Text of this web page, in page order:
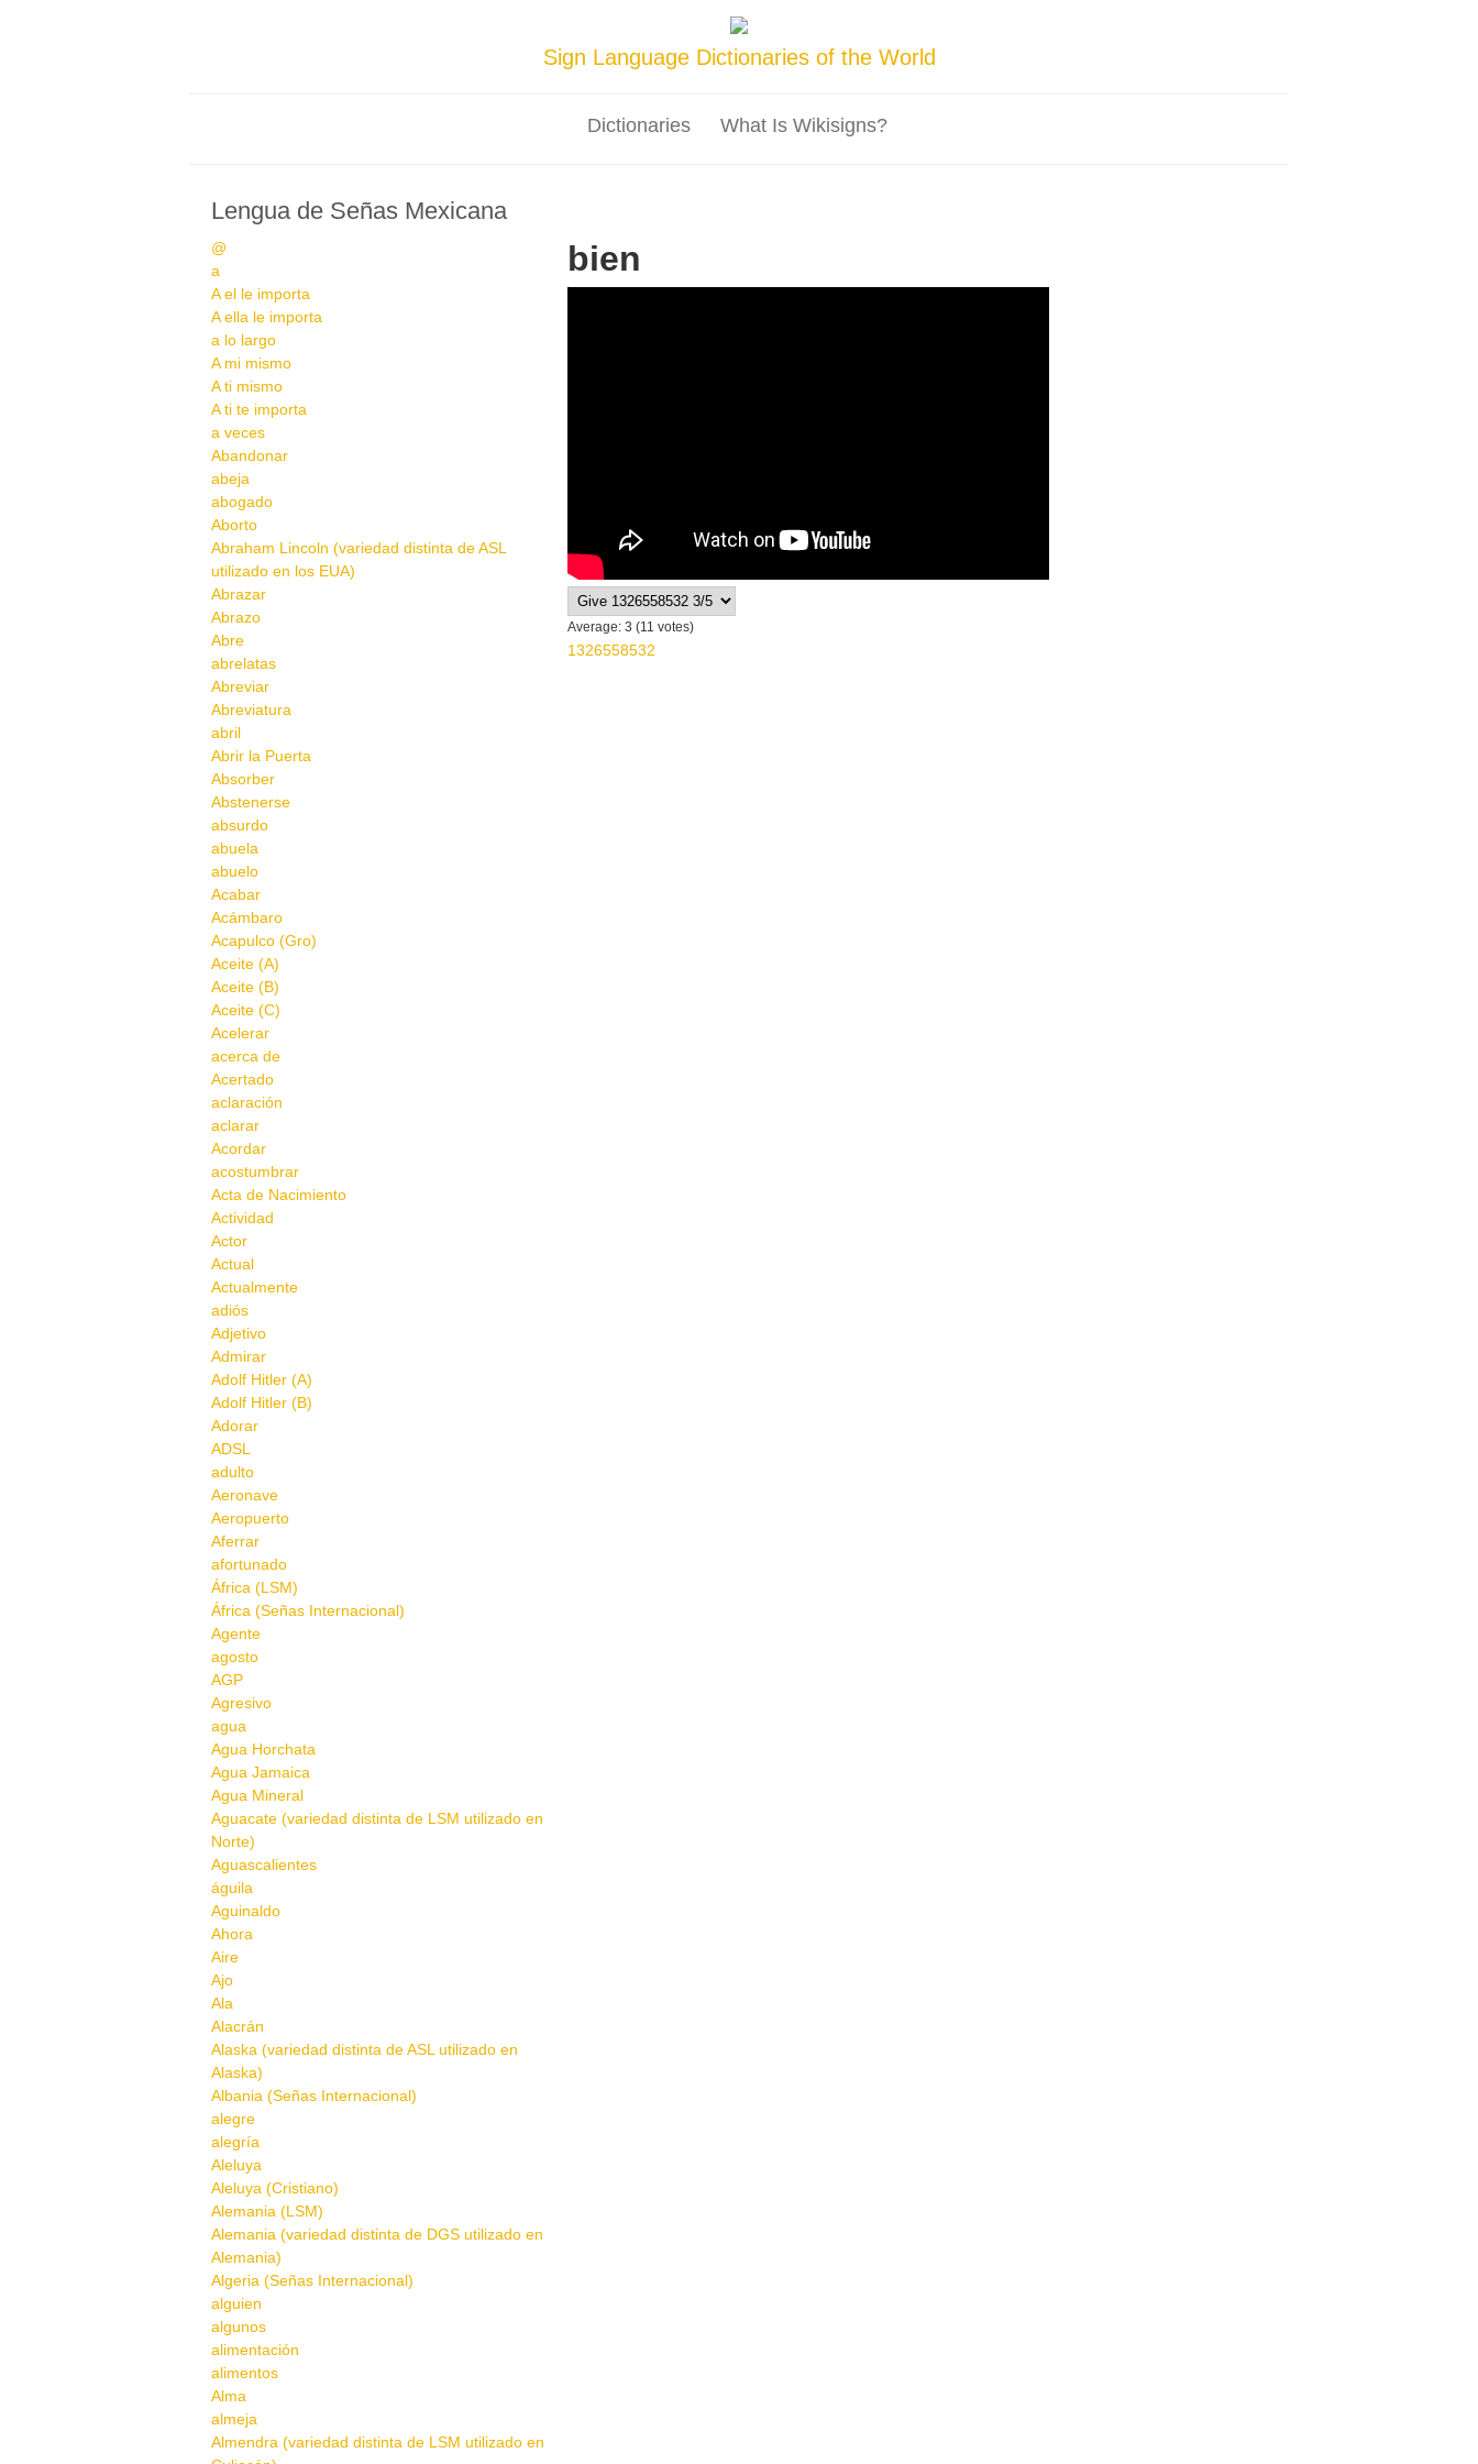
Sign Language Dictionaries of the World
Dictionaries What Is Wikisigns?
Lengua de Señas Mexicana
@
a
A el le importa
A ella le importa
a lo largo
A mi mismo
A ti mismo
A ti te importa
a veces
Abandonar
abeja
abogado
Aborto
Abraham Lincoln (variedad distinta de ASL
utilizado en los EUA)
Abrazar
Abrazo
Abre
abrelatas
Abreviar
Abreviatura
abril
Abrir la Puerta
Absorber
Abstenerse
absurdo
abuela
abuelo
Acabar
Acámbaro
Acapulco (Gro)
Aceite (A)
Aceite (B)
Aceite (C)
Acelerar
acerca de
Acertado
aclaración
aclarar
Acordar
acostumbrar
Acta de Nacimiento
Actividad
Actor
Actual
Actualmente
adiós
Adjetivo
Admirar
Adolf Hitler (A)
Adolf Hitler (B)
Adorar
ADSL
adulto
Aeronave
Aeropuerto
Aferrar
afortunado
África (LSM)
África (Señas Internacional)
Agente
agosto
AGP
Agresivo
agua
Agua Horchata
Agua Jamaica
Agua Mineral
Aguacate (variedad distinta de LSM utilizado en
Norte)
Aguascalientes
águila
Aguinaldo
Ahora
Aire
Ajo
Ala
Alacrán
Alaska (variedad distinta de ASL utilizado en
Alaska)
Albania (Señas Internacional)
alegre
alegría
Aleluya
Aleluya (Cristiano)
Alemania (LSM)
Alemania (variedad distinta de DGS utilizado en
Alemania)
Algeria (Señas Internacional)
alguien
algunos
alimentación
alimentos
Alma
almeja
Almendra (variedad distinta de LSM utilizado en
bien
Average: 3 (11 votes)
1326558532